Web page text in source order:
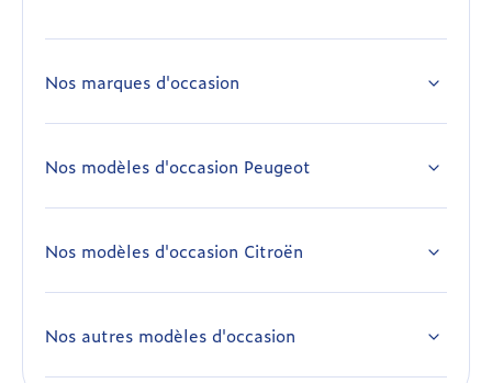
Nos marques d'occasion
Nos modèles d'occasion Peugeot
Nos modèles d'occasion Citroën
Nos autres modèles d'occasion